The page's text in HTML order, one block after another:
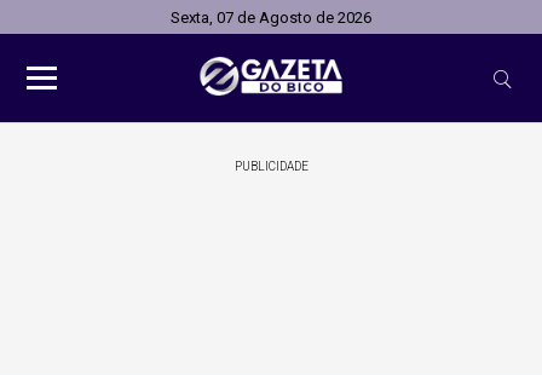
Sexta, 07 de Agosto de 2026
PUBLICIDADE